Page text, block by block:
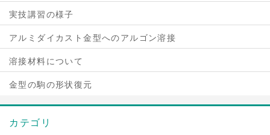
実技講習の様子
アルミダイカスト金型へのアルゴン溶接
溶接材料について
金型の駒の形状復元
カテゴリ